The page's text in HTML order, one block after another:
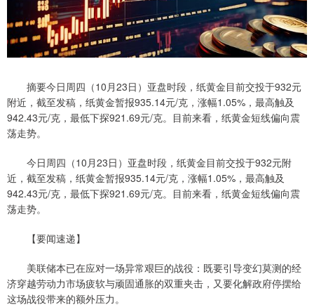
摘要今日周四（10月23日）亚盘时段，纸黄金目前交投于932元
附近，截至发稿，纸黄金暂报935.14元/克，涨幅1.05%，最高触及
942.43元/克，最低下探921.69元/克。目前来看，纸黄金短线偏向震
荡走势。
今日周四（10月23日）亚盘时段，纸黄金目前交投于932元附
近，截至发稿，纸黄金暂报935.14元/克，涨幅1.05%，最高触及
942.43元/克，最低下探921.69元/克。目前来看，纸黄金短线偏向震
荡走势。
【要闻速递】
美联储本已在应对一场异常艰巨的战役：既要引导变幻莫测的经
济穿越劳动力市场疲软与顽固通胀的双重夹击，又要化解政府停摆给
这场战役带来的额外压力。